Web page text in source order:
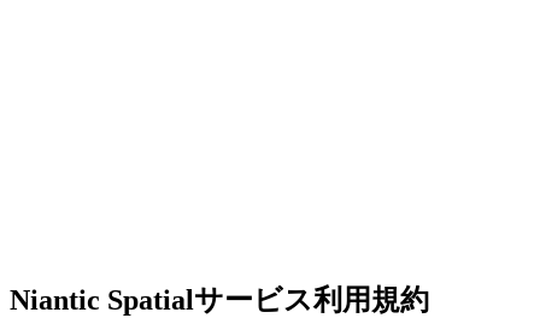
Niantic Spatialサービス利用規約